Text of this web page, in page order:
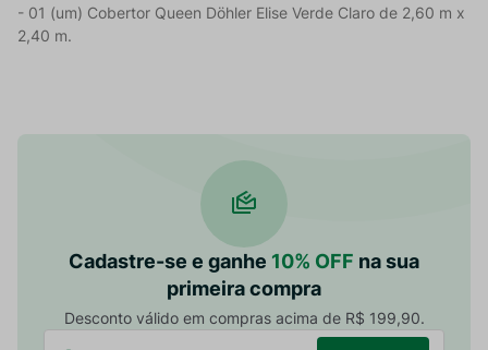
- 01 (um) Cobertor Queen Döhler Elise Verde Claro de 2,60 m x
2,40 m.
Cadastre-se e ganhe 10% OFF na sua
primeira compra
Desconto válido em compras acima de R$ 199,90.